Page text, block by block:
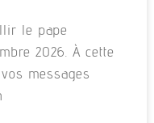
le pape
2026. À cette
messages